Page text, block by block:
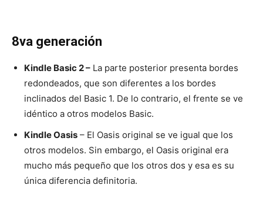
8va generación
Kindle Basic 2 – La parte posterior presenta bordes
redondeados, que son diferentes a los bordes
inclinados del Basic 1. De lo contrario, el frente se ve
idéntico a otros modelos Basic.
Kindle Oasis – El Oasis original se ve igual que los
otros modelos. Sin embargo, el Oasis original era
mucho más pequeño que los otros dos y esa es su
única diferencia definitoria.